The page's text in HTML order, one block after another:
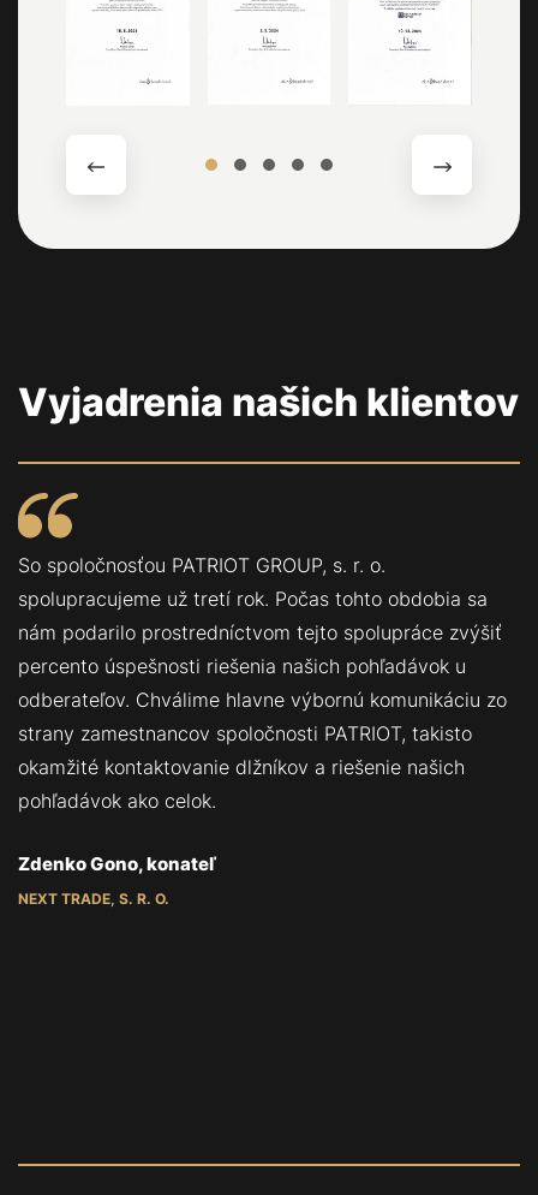
Vyjadrenia našich klientov
So spoločnosťou PATRIOT GROUP, s. r. o.
spolupracujeme už tretí rok. Počas tohto obdobia sa
nám podarilo prostredníctvom tejto spolupráce zvýšiť
percento úspešnosti riešenia našich pohľadávok u
odberateľov. Chválime hlavne výbornú komunikáciu zo
strany zamestnancov spoločnosti PATRIOT, takisto
okamžité kontaktovanie dlžníkov a riešenie našich
pohľadávok ako celok.
Zdenko Gono, konateľ
NEXT TRADE, S. R. O.